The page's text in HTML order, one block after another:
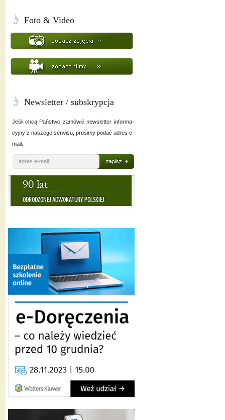
Foto & Video
Newsletter / subskrypcja
Jeśli chcą Państwo zamówić newsletter informa-
cyjny z naszego serwisu, prosimy podać adres e-
mail.